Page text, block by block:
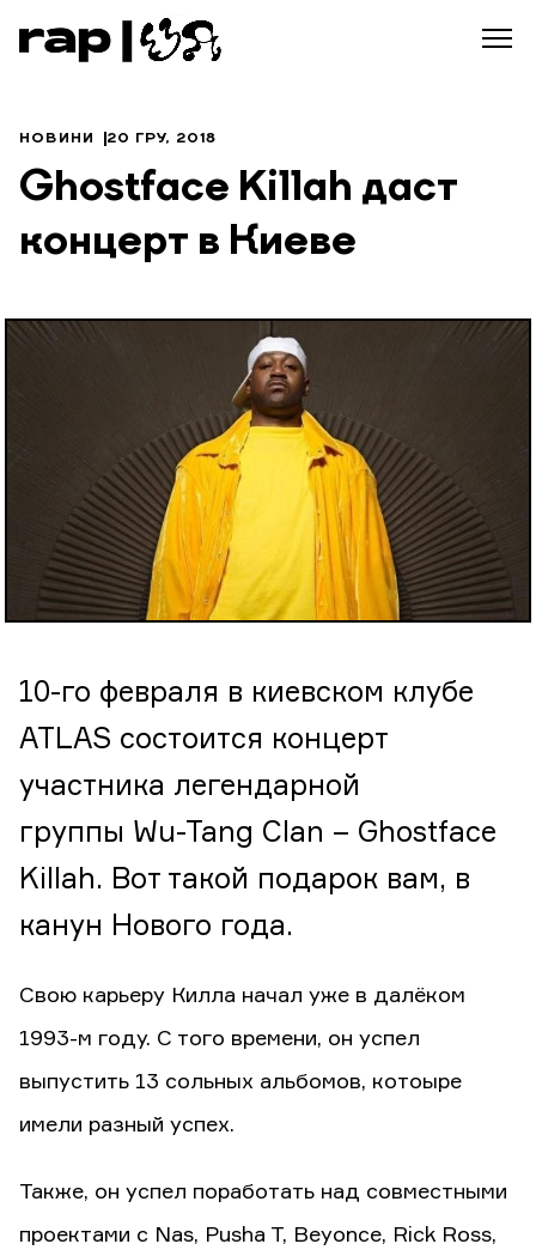
НОВИНИ 20 ГРУ, 2018
Ghostface Killah даст
концерт в Киеве
10-го февраля в киевском клубе
ATLAS состоится концерт
участника легендарной
группы Wu-Tang Clan – Ghostface
Killah. Вот такой подарок вам, в
канун Нового года.
Свою карьеру Килла начал уже в далёком
1993-м году. С того времени, он успел
выпустить 13 сольных альбомов, котоыре
имели разный успех.
Также, он успел поработать над совместными
проектами с Nas, Pusha T, Beyonce, Rick Ross,